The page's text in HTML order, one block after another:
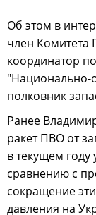
Об этом в
член Комитета
координатор
"Национально-
полковник
Ранее
ракет ПВО от
в текущем
сравнению с
сокращение
давления на